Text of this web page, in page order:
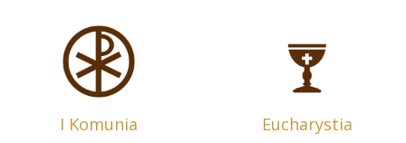
I Komunia Eucharystia